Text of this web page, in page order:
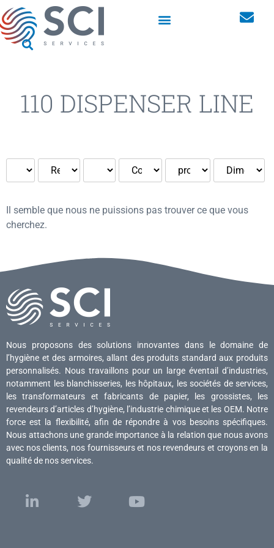
110 DISPENSER LINE
Il semble que nous ne puissions pas trouver ce que vous
cherchez.
Nous proposons des solutions innovantes dans le domaine de
l’hygiène et des armoires, allant des produits standard aux produits
personnalisés. Nous travaillons pour un large éventail d’industries,
notamment les blanchisseries, les hôpitaux, les sociétés de services,
les transformateurs et fabricants de papier, les grossistes, les
revendeurs d’articles d’hygiène, l’industrie chimique et les OEM. Notre
force est la flexibilité, afin de répondre à vos besoins spécifiques.
Nous attachons une grande importance à la relation que nous avons
avec nos clients, nos fournisseurs et nos revendeurs et croyons en la
qualité de nos services.